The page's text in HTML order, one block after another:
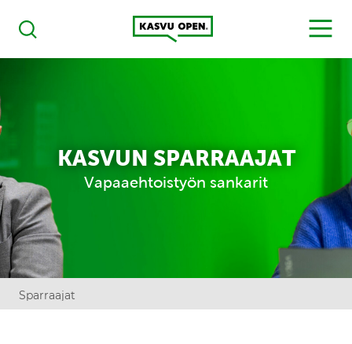
Haku
Kasvu Open
MENU
KASVUN SPARRAAJAT
Vapaaehtoistyön sankarit
Sparraajat